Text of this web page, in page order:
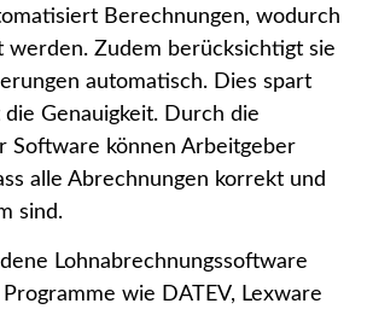
Berechnungen, wodurch
werden. Zudem berücksichtigt sie
automatisch. Dies spart
Genauigkeit. Durch die
Software können Arbeitgeber
alle Abrechnungen korrekt und
sind.
Lohnabrechnungssoftware
wie DATEV, Lexware